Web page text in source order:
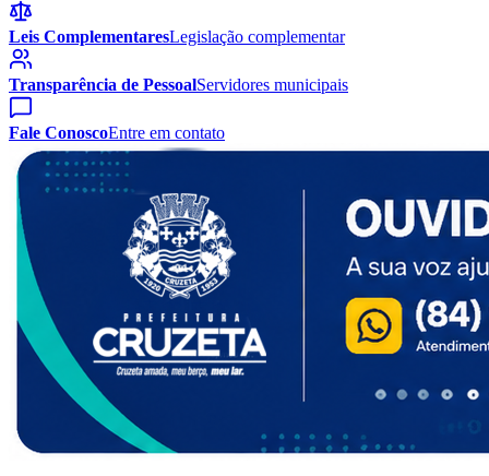
Leis ComplementaresLegislação complementar
Transparência de PessoalServidores municipais
Fale ConoscoEntre em contato